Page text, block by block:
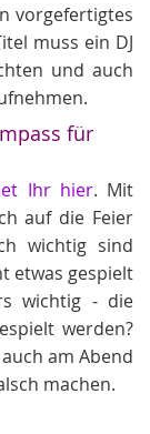
vorgefertigtes
muss ein DJ
und auch
für
Ihr hier. Mit
auf die Feier
wichtig sind
etwas gespielt
wichtig - die
werden?
am Abend
machen.